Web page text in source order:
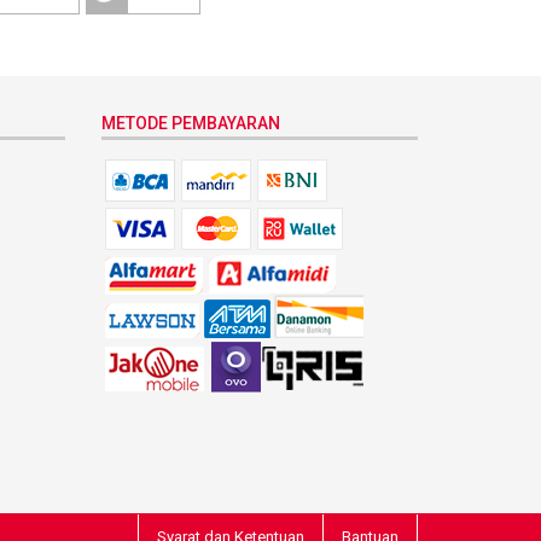
METODE PEMBAYARAN
Syarat dan Ketentuan Bantuan